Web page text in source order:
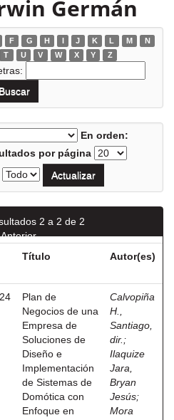
Germán
F G H I J K L M
N
T U V W X Y Z
En orden:
por página
2 a 2 de 2
Título Autor(es)
Plan de
Negocios de una
Empresa de
Soluciones de
Diseño e
Implementación
de Sistemas de
Domótica con
Enfoque en
Calvopiña
H.,
Santiago,
dir. ;
Ilaquize
Jara,
Bryan
Jesús;
Mora